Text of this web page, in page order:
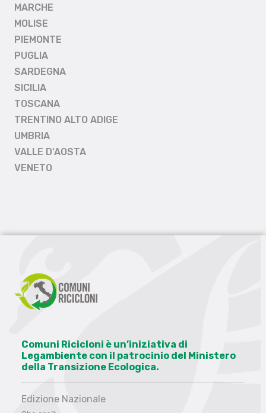
MARCHE
MOLISE
PIEMONTE
PUGLIA
SARDEGNA
SICILIA
TOSCANA
TRENTINO ALTO ADIGE
UMBRIA
VALLE D'AOSTA
VENETO
Comuni Ricicloni è un’iniziativa di
Legambiente con il patrocinio del Ministero
della Transizione Ecologica.
Edizione Nazionale